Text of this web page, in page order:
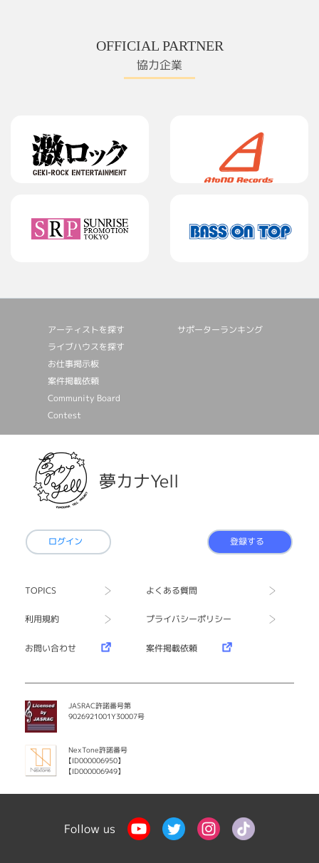
OFFICIAL PARTNER
協力企業
アーティストを探す
ライブハウスを探す
お仕事掲⽰板
案件掲載依頼
Community Board
Contest
サポーターランキング
夢カナYell
ログイン 登録する
TOPICS よくある質問
利用規約 プライバシーポリシー
お問い合わせ 案件掲載依頼
JASRAC許諾番号第
9026921001Y30007号
NexTone許諾番号
【ID000006950】
【ID000006949】
Follow us